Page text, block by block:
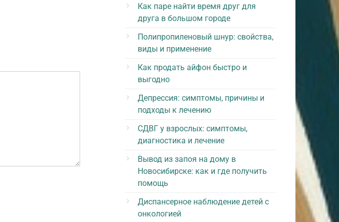
Как паре найти время друг для
друга в большом городе
Полипропиленовый шнур: свойства,
виды и применение
Как продать айфон быстро и
выгодно
Депрессия: симптомы, причины и
подходы к лечению
СДВГ у взрослых: симптомы,
диагностика и лечение
Вывод из запоя на дому в
Новосибирске: как и где получить
помощь
Диспансерное наблюдение детей с
онкологией